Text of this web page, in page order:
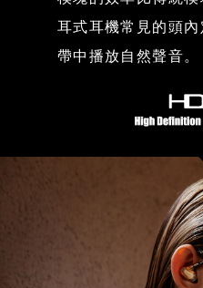
耳式耳機常見的頭
帶中播放自然聲音。